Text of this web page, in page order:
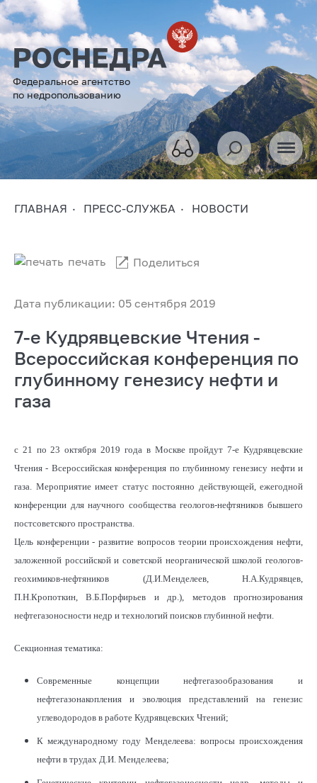
Федеральное агентство
по недропользованию
ГЛАВНАЯ ПРЕСС-СЛУЖБА НОВОСТИ
Дата публикации: 05 сентября 2019
печать Поделиться
7-е Кудрявцевские Чтения -
Всероссийская конференция по
глубинному генезису нефти и
газа
с 21 по 23 октября 2019 года в Москве пройдут 7-е Кудрявцевские
Чтения - Всероссийская конференция по глубинному генезису нефти и
газа. Мероприятие имеет статус постоянно действующей, ежегодной
конференции для научного сообщества геологов-нефтяников бывшего
постсоветского пространства.
Цель конференции - развитие вопросов теории происхождения нефти,
заложенной российской и советской неорганической школой геологов-
геохимиков-нефтяников (Д.И.Менделеев, Н.А.Кудрявцев,
П.Н.Кропоткин, В.Б.Порфирьев и др.), методов прогнозирования
нефтегазоносности недр и технологий поисков глубинной нефти.
Секционная тематика:
Современные концепции нефтегазообразования и
нефтегазонакопления и эволюция представлений на генезис
углеводородов в работе Кудрявцевских Чтений;
К международному году Менделеева: вопросы происхождения
нефти в трудах Д.И. Менделеева;